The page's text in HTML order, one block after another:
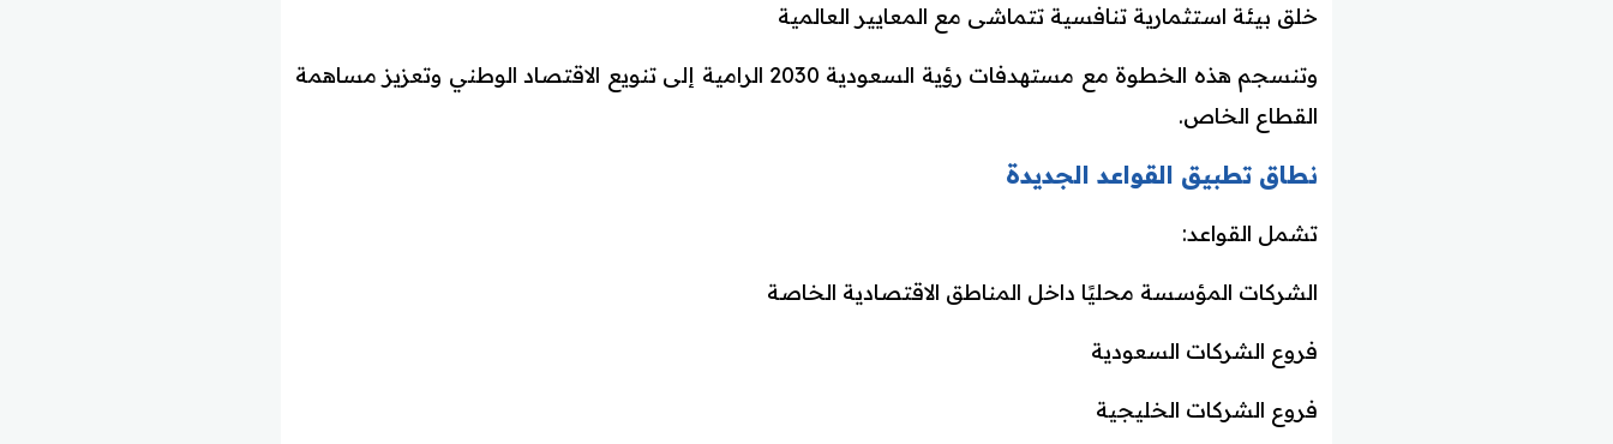
خلق بيئة استثمارية تنافسية تتماشى مع المعايير العالمية
وتنسجم هذه الخطوة مع مستهدفات رؤية السعودية 2030 الرامية إلى تنويع الاقتصاد الوطني وتعزيز مساهمة
القطاع الخاص.
نطاق تطبيق القواعد الجديدة
تشمل القواعد:
الشركات المؤسسة محليًا داخل المناطق الاقتصادية الخاصة
فروع الشركات السعودية
فروع الشركات الخليجية